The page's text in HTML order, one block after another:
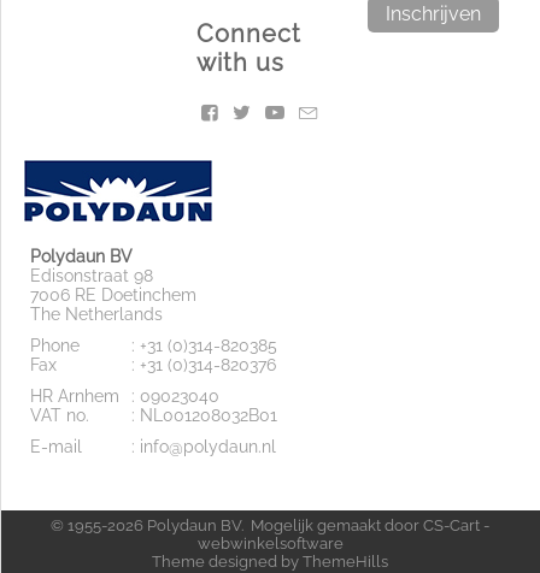
Connect
with us
Inschrijven
Polydaun BV
Edisonstraat 98
7006 RE Doetinchem
The Netherlands
Phone
Fax
: +31 (0)314-820385
: +31 (0)314-820376
HR Arnhem
VAT no.
: 09023040
: NL001208032B01
E-mail
: info@polydaun.nl
© 1955-2026 Polydaun BV. Mogelijk gemaakt door CS-Cart -
webwinkelsoftware
Theme designed by ThemeHills